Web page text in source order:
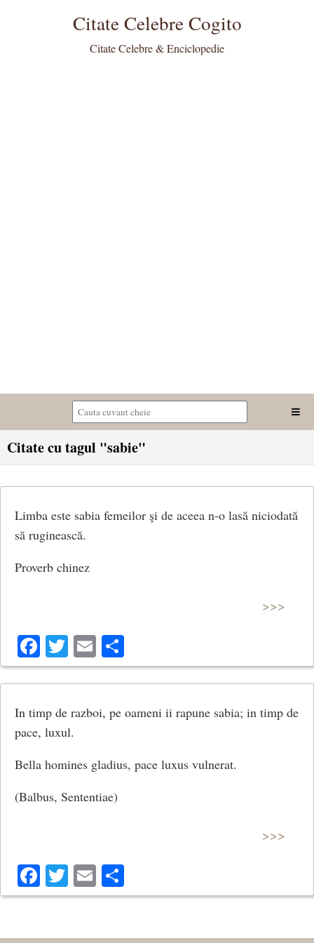
Citate Celebre Cogito
Citate Celebre & Enciclopedie
Citate cu tagul "sabie"
Limba este sabia femeilor şi de aceea n-o lasă niciodată
să ruginească.
Proverb chinez
>>>
Facebook
Twitter
Email
In timp de razboi, pe oameni ii rapune sabia; in timp de
pace, luxul.
Bella homines gladius, pace luxus vulnerat.
(Balbus, Sententiae)
>>>
Facebook
Twitter
Email